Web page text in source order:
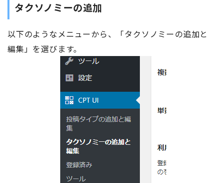
タクソノミーの追加
以下のようなメニューから、「タクソノミーの追加と
編集」を選びます。